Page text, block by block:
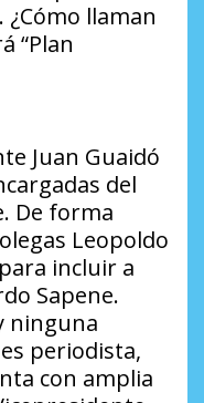
llaman
“Plan
Juan Guaidó
del
De forma
Leopoldo
incluir a
Sapene.
ninguna
periodista,
con amplia